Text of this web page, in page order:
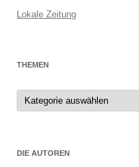
Lokale Zeitung
THEMEN
Themen
DIE AUTOREN